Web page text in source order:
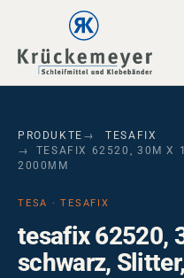
Skip to main navigation
Skip to main content
Skip to page footer
PRODUKTE
TESAFIX
TESAFIX 62520, 30M X
2000ΜM
TESA · TESAFIX
tesafix 62520,
schwarz,